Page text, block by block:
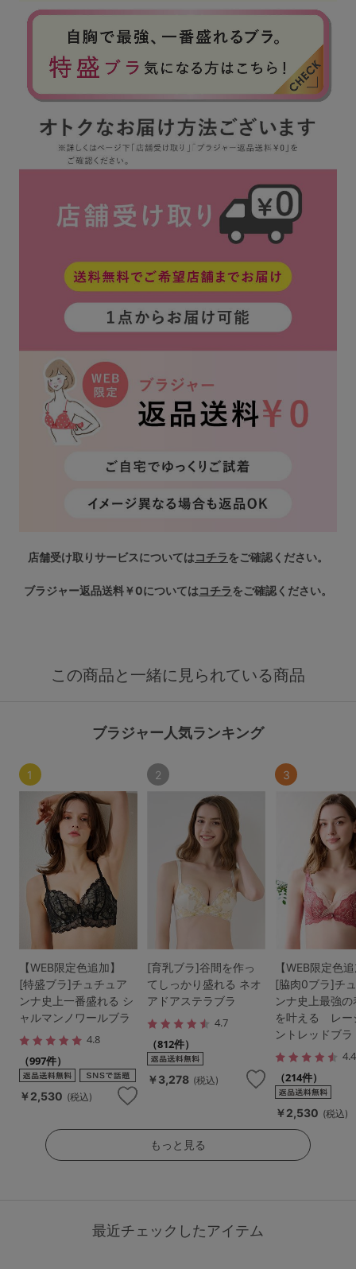
店舗受け取りサービスについてはコチラ をご確認ください。
ブラジャー返品送料￥0についてはコチラ をご確認ください。
この商品と一緒に見られている商品
ブラジャー人気ランキング
1
【WEB限定色追加】
[特盛ブラ]チュチュア
ンナ史上一番盛れる シ
ャルマンノワールブラ
4.8
（997件）
￥2,530 (税込)
2
[育乳ブラ]谷間を作っ
てしっかり盛れる ネオ
アドアステラブラ
4.7
（812件）
￥3,278 (税込)
3
【WEB限定色
[脇肉0ブラ]チ
ンナ史上最強
を叶える レー
ントレッドブラ
4.4
（214件）
￥2,530 (税込)
もっと見る
最近チェックしたアイテム